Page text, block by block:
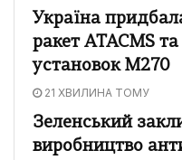
Україна
ракет ATACMS
установок M270
21 ХВИЛИНА ТОМУ
Зеленський
виробництво